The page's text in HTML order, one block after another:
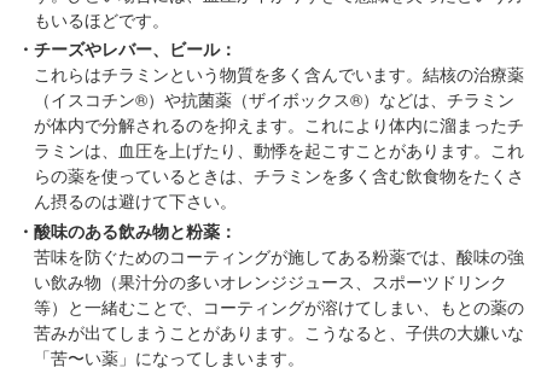
本
文
へ
移
動
し
ま
す
サ
イ
ド
メ
もいるほどです。
・チーズやレバー、ビール：
これらはチラミンという物質を多く含んでいます。結核の治療薬
（イスコチン®）や抗菌薬（ザイボックス®）などは、チラミン
が体内で分解されるのを抑えます。これにより体内に溜まったチ
ラミンは、血圧を上げたり、動悸を起こすことがあります。これ
らの薬を使っているときは、チラミンを多く含む飲食物をたくさ
ん摂るのは避けて下さい。
・酸味のある飲み物と粉薬：
苦味を防ぐためのコーティングが施してある粉薬では、酸味の強
い飲み物（果汁分の多いオレンジジュース、スポーツドリンク
等）と一緒むことで、コーティングが溶けてしまい、もとの薬の
苦みが出てしまうことがあります。こうなると、子供の大嫌いな
「苦〜い薬」になってしまいます。